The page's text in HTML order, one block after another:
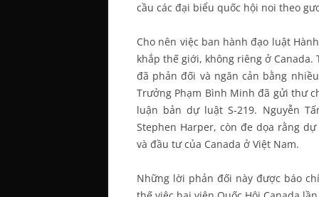
cầu các đại biểu quốc hội noi theo
Cho nên việc ban hành đạo luật
khắp thế giới, không riêng ở
đã phản đối và ngăn cản bằng
Trưởng Phạm Bình Minh đã gửi thư
luận bản dự luật S-219. Nguyễn
Stephen Harper, còn đe dọa rằng
và đầu tư của Canada ở Việt Nam.
Những lời phản đối này được báo